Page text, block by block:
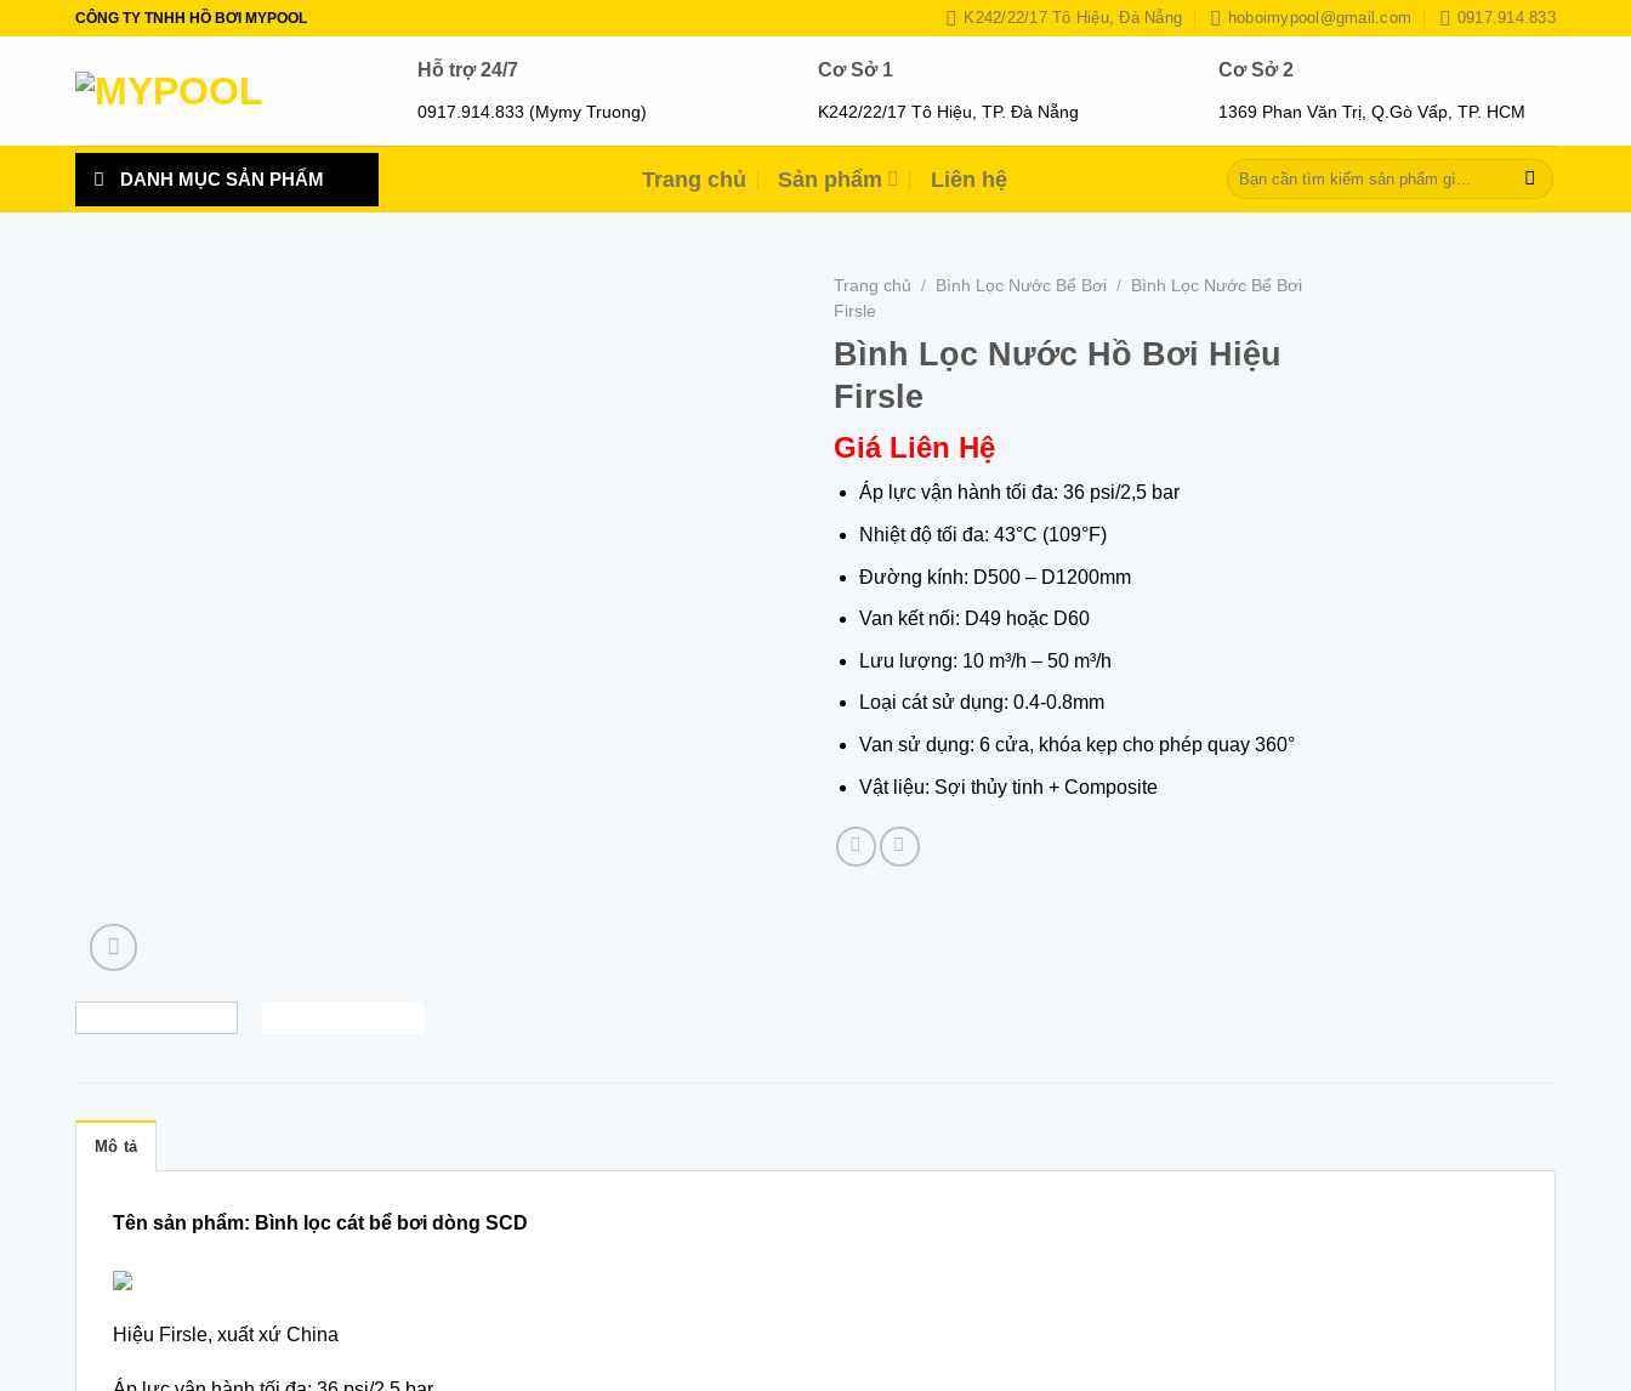
CÔNG TY TNHH HỒ BƠI MYPOOL K242/22/17 Tô Hiệu, Đà Nẵng hoboimypool@gmail.com 0917.914.833
Hỗ trợ 24/7
0917.914.833 (Mymy Truong)
Cơ Sở 1
K242/22/17 Tô Hiệu, TP. Đà Nẵng
Cơ Sở 2
1369 Phan Văn Trị, Q.Gò Vấp, TP. HCM
DANH MỤC SẢN PHẨM Trang chủ Sản phẩm Liên hệ
Tìm
kiếm:
Trang chủ / Bình Lọc Nước Bể Bơi /
Bình Lọc Nước Bể Bơi
Firsle
Bình Lọc Nước Hồ Bơi Hiệu
Firsle
Giá Liên Hệ
Áp lực vận hành tối đa: 36 psi/2,5 bar
Nhiệt độ tối đa: 43°C (109°F)
Đường kính: D500 – D1200mm
Van kết nối: D49 hoặc D60
Lưu lượng: 10 m³/h – 50 m³/h
Loại cát sử dụng: 0.4-0.8mm
Van sử dụng: 6 cửa, khóa kẹp cho phép quay 360°
Vật liệu: Sợi thủy tinh + Composite
Mô tả
Tên sản phẩm: Bình lọc cát bể bơi dòng SCD
Hiệu Firsle, xuất xứ China